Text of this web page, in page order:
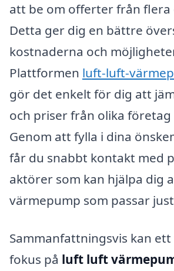
att be om offerter från flera
Detta ger dig en bättre
kostnaderna och
Plattformen luft-luft-
gör det enkelt för dig att
och priser från olika företag
Genom att fylla i dina
får du snabbt kontakt med
aktörer som kan hjälpa dig
värmepump som passar
Sammanfattningsvis kan
fokus på luft luft